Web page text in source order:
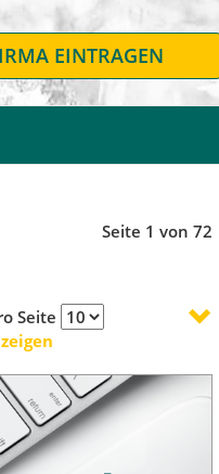
EINTRAGEN
Seite 1 von 72
Seite